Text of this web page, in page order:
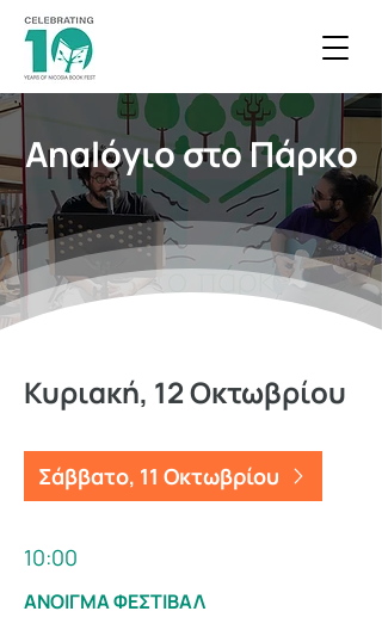
Αnαlόyιο στο Πάρκο
Κυριακή, 12 Οκτωβρίου
Σάββατο, 11 Οκτωβρίου
10:00
ΑΝΟΙΓΜΑ ΦΕΣΤΙΒΑΛ